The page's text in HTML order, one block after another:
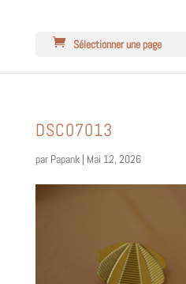
Sélectionner une page
DSC07013
par Papank| Mai 12, 2026